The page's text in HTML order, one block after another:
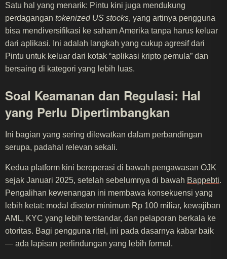
Satu hal yang menarik: Pintu kini juga mendukung
perdagangan tokenized US stocks, yang artinya pengguna
bisa mendiversifikasi ke saham Amerika tanpa harus keluar
dari aplikasi. Ini adalah langkah yang cukup agresif dari
Pintu untuk keluar dari kotak “aplikasi kripto pemula” dan
bersaing di kategori yang lebih luas.
Soal Keamanan dan Regulasi: Hal
yang Perlu Dipertimbangkan
Ini bagian yang sering dilewatkan dalam perbandingan
serupa, padahal relevan sekali.
Kedua platform kini beroperasi di bawah pengawasan OJK
sejak Januari 2025, setelah sebelumnya di bawah Bappebti.
Pengalihan kewenangan ini membawa konsekuensi yang
lebih ketat: modal disetor minimum Rp 100 miliar, kewajiban
AML, KYC yang lebih terstandar, dan pelaporan berkala ke
otoritas. Bagi pengguna ritel, ini pada dasarnya kabar baik
— ada lapisan perlindungan yang lebih formal.